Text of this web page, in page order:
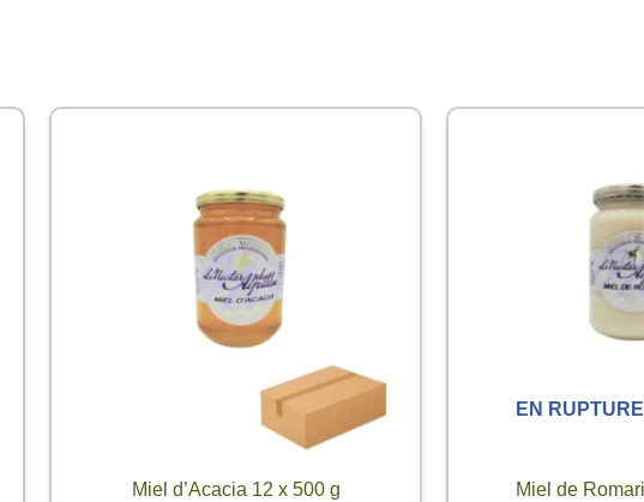
Miel d’Acacia 12 x 500 g
EN
Miel de